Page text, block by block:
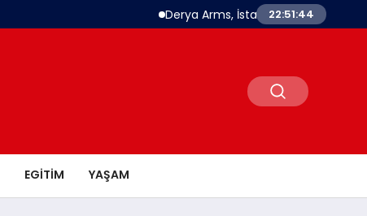
Derya Arms, İstanbul Prohunt 2026’da
22:51:45
EGITIM YAŞAM